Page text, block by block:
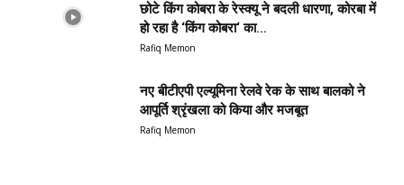
छोटे किंग कोबरा के रेस्क्यू ने बदली धारणा, कोरबा में
हो रहा है ‘किंग कोबरा‘ का...
Rafiq Memon
नए बीटीएपी एल्यूमिना रेलवे रेक के साथ बालको ने
आपूर्ति श्रृंखला को किया और मजबूत
Rafiq Memon